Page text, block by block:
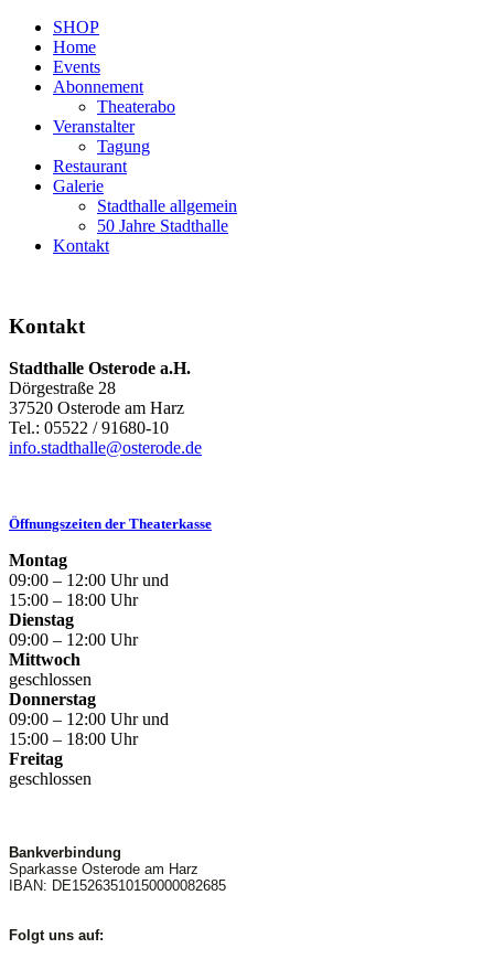
SHOP
Home
Events
Abonnement
Theaterabo
Veranstalter
Tagung
Restaurant
Galerie
Stadthalle allgemein
50 Jahre Stadthalle
Kontakt
Kontakt
Stadthalle Osterode a.H.
Dörgestraße 28
37520 Osterode am Harz
Tel.: 05522 / 91680-10
info.stadthalle@osterode.de
Öffnungszeiten der Theaterkasse
Montag
09:00 – 12:00 Uhr und
15:00 – 18:00 Uhr
Dienstag
09:00 – 12:00 Uhr
Mittwoch
geschlossen
Donnerstag
09:00 – 12:00 Uhr und
15:00 – 18:00 Uhr
Freitag
geschlossen
Bankverbindung
Sparkasse Osterode am Harz
IBAN: DE15263510150000082685
Folgt uns auf: